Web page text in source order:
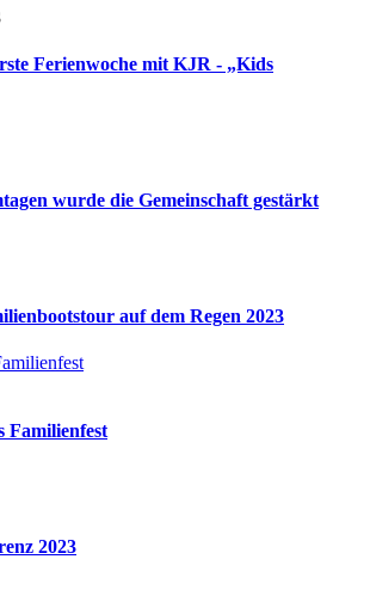
Ferienwoche mit KJR - „Kids
wurde die Gemeinschaft gestärkt
auf dem Regen 2023
Familienfest
2023